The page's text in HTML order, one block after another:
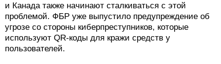
и Канада также начинают сталкиваться с этой
проблемой. ФБР уже выпустило предупреждение об
угрозе со стороны киберпреступников, которые
используют QR-коды для кражи средств у
пользователей.